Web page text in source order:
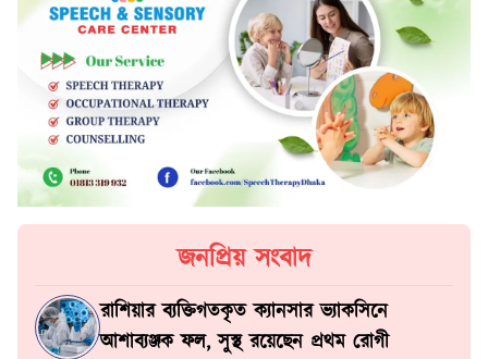
জনপ্রিয় সংবাদ
রাশিয়ার ব্যক্তিগতকৃত ক্যানসার ভ্যাকসিনে
আশাব্যঞ্জক ফল, সুস্থ রয়েছেন প্রথম রোগী